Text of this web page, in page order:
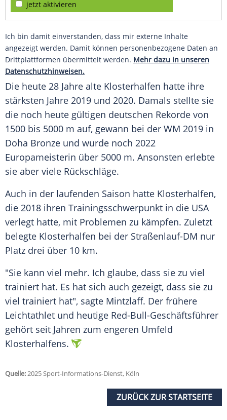
jetzt aktivieren
Ich bin damit einverstanden, dass mir externe Inhalte
angezeigt werden. Damit können personenbezogene Daten an
Drittplattformen übermittelt werden. Mehr dazu in unseren
Datenschutzhinweisen.
Die heute 28 Jahre alte Klosterhalfen hatte ihre
stärksten Jahre 2019 und 2020. Damals stellte sie
die noch heute gültigen deutschen Rekorde von
1500 bis 5000 m auf, gewann bei der WM 2019 in
Doha Bronze und wurde noch 2022
Europameisterin über 5000 m. Ansonsten erlebte
sie aber viele Rückschläge.
Auch in der laufenden Saison hatte Klosterhalfen,
die 2018 ihren Trainingsschwerpunkt in die USA
verlegt hatte, mit Problemen zu kämpfen. Zuletzt
belegte Klosterhalfen bei der Straßenlauf-DM nur
Platz drei über 10 km.
"Sie kann viel mehr. Ich glaube, dass sie zu viel
trainiert hat. Es hat sich auch gezeigt, dass sie zu
viel trainiert hat", sagte Mintzlaff. Der frühere
Leichtathlet und heutige Red-Bull-Geschäftsführer
gehört seit Jahren zum engeren Umfeld
Klosterhalfens.
Quelle:2025 Sport-Informations-Dienst, Köln
ZURÜCK ZUR STARTSEITE